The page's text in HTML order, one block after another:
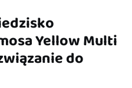
Yellow Multi
do